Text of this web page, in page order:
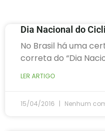
Dia Nacional do
No Brasil há uma
correta do “Dia
LER ARTIGO
15/04/2016 Nenhum